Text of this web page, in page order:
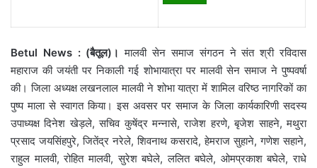
Betul News : (बैतूल)। मालवी सेन समाज संगठन ने संत श्री रविदास
महाराज की जयंती पर निकाली गई शोभायात्रा पर मालवी सेन समाज ने पुष्पवर्षा
की। जिला अध्यक्ष लखनलाल मालवी ने शोभा यात्रा में शामिल वरिष्ठ नागरिकों का
पुष्प माला से स्वागत किया। इस अवसर पर समाज के जिला कार्यकारिणी सदस्य
उपाध्यक्ष दिनेश खेड़ले, सचिव कुषेंद्र मन्नासे, राजेश हरणे, बृजेश साहने, मथुरा
प्रसाद जयसिंहपुरे, जितेंद्र नरेले, शिवनाथ कसरादे, हेमराज सुहाने, गणेश सहाने,
राहुल मालवी, रोहित मालवी, सुरेश बघेले, ललित बघेले, ओमप्रकाश बघेले, राधे